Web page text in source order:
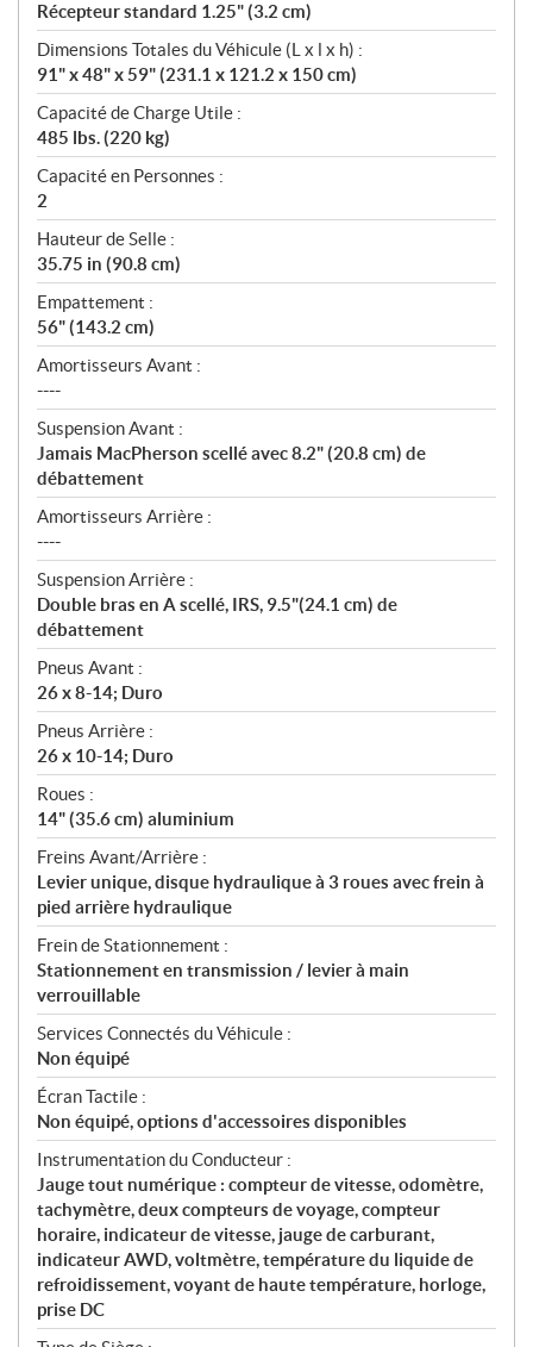
Récepteur standard 1.25" (3.2 cm)
Dimensions Totales du Véhicule (L x l x h) :
91" x 48" x 59" (231.1 x 121.2 x 150 cm)
Capacité de Charge Utile :
485 lbs. (220 kg)
Capacité en Personnes :
2
Hauteur de Selle :
35.75 in (90.8 cm)
Empattement :
56" (143.2 cm)
Amortisseurs Avant :
----
Suspension Avant :
Jamais MacPherson scellé avec 8.2" (20.8 cm) de
débattement
Amortisseurs Arrière :
----
Suspension Arrière :
Double bras en A scellé, IRS, 9.5"(24.1 cm) de
débattement
Pneus Avant :
26 x 8-14; Duro
Pneus Arrière :
26 x 10-14; Duro
Roues :
14" (35.6 cm) aluminium
Freins Avant/Arrière :
Levier unique, disque hydraulique à 3 roues avec frein à
pied arrière hydraulique
Frein de Stationnement :
Stationnement en transmission / levier à main
verrouillable
Services Connectés du Véhicule :
Non équipé
Écran Tactile :
Non équipé, options d'accessoires disponibles
Instrumentation du Conducteur :
Jauge tout numérique : compteur de vitesse, odomètre,
tachymètre, deux compteurs de voyage, compteur
horaire, indicateur de vitesse, jauge de carburant,
indicateur AWD, voltmètre, température du liquide de
refroidissement, voyant de haute température, horloge,
prise DC